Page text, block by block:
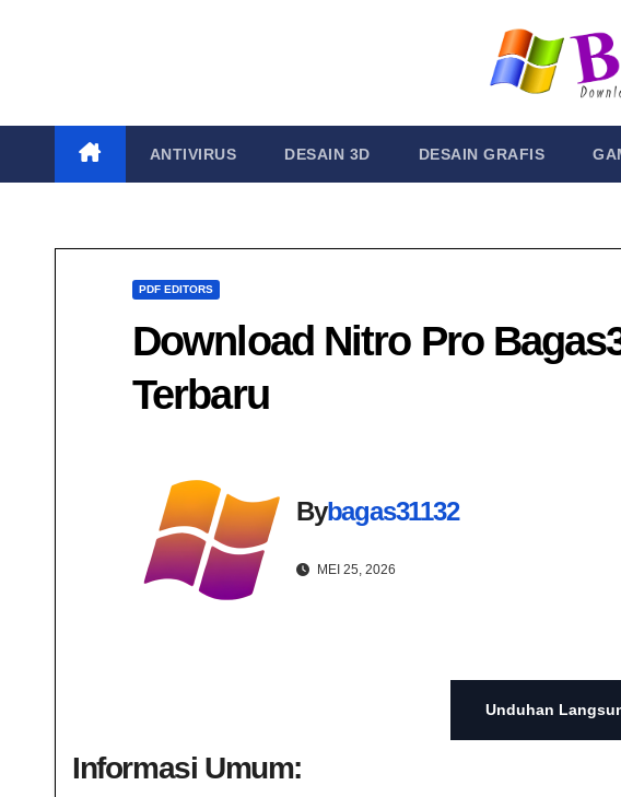
ANTIVIRUS DESAIN 3D DESAIN GRAFIS
PDF EDITORS
Download Nitro Pro
Terbaru
Bybagas31132
MEI 25, 2026
Unduhan
Informasi Umum: